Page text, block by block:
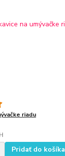
riadu
Pridať do košíka